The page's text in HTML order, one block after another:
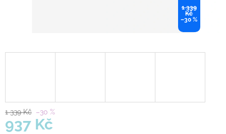
1 339
Kč
–30 %
1 339 Kč –30 %
937 Kč